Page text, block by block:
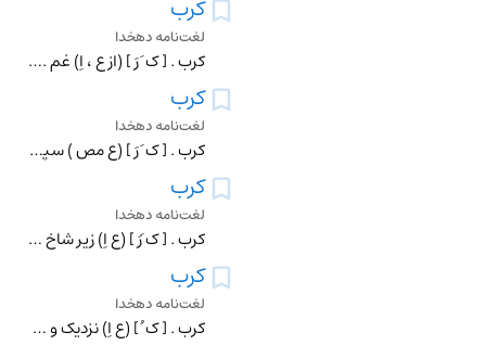
کرب
لغت‌نامه دهخدا
کرب . [ ک َ رَ ] (از ع ، اِ) غم . اندوه . اضطراب و وحشت . کَرب : جهان به کام تو باد و فلک مطیع تو بادموافق از تو به راحت عدو ز تو به کرب . فرخی .به هیچ چیز نباش
کرب
لغت‌نامه دهخدا
کرب . [ ک َ رَ ] (ع مص ) سپری و بریده شدن رسن دلو کسی . (از منتهی الارب ) (ناظم الاطباء). بریدن کرب دلو کسی و آن ریسمان دلو است . (از اقرب الموارد).
کرب
لغت‌نامه دهخدا
کرب . [ ک َرَ ] (ع اِ) زیر شاخ خرما. (مهذب الاسماء). بیخ شاخ خرما ستبر و پهن ملصق به تنه . (منتهی الارب ). بیخ ستبر و پهن شاخه ٔ خرما که چسبیده به تنه ٔ درخت با
کرب
لغت‌نامه دهخدا
کرب . [ ک ُ ] (ع اِ) نزدیک و مانند و مقدار. یقال :هذا ابل ماءة او کربها؛ ای نحوها و قربها. (منتهی الارب ) (از ناظم الاطباء) .